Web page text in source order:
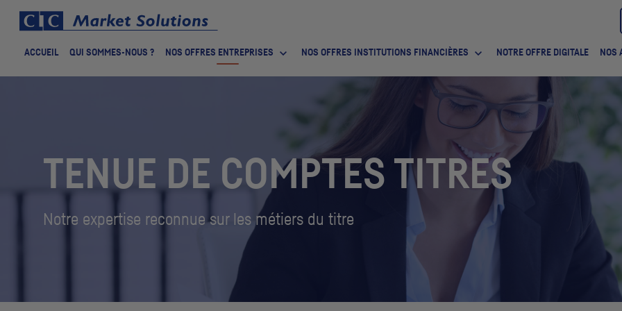
ACCUEIL QUI SOMMES-NOUS ? NOS OFFRES ENTREPRISES NOS OFFRES INSTITUTIONS FINANCIÈRES NOTRE OFFRE DIGITALE NOS
TENUE DE COMPTES TITRES
Notre expertise reconnue sur les métiers du titre